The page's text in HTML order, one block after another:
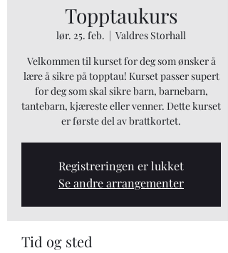
Topptaukurs
lør. 25. feb.
  |
Valdres Storhall
Velkommen til kurset for deg som ønsker å
lære å sikre på topptau! Kurset passer supert
for deg som skal sikre barn, barnebarn,
tantebarn, kjæreste eller venner. Dette kurset
er første del av brattkortet.
Registreringen er lukket
Se andre arrangementer
Tid og sted